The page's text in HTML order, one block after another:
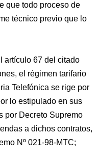
que todo proceso de
técnico previo que lo
artículo 67 del citado
el régimen tarifario
Telefónica se rige por
lo estipulado en sus
por Decreto Supremo
a dichos contratos,
Nº 021-98-MTC;